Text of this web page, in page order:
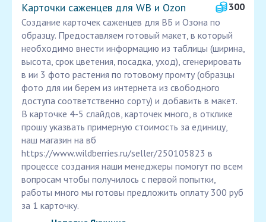
Карточки саженцев для WB и Ozon
300
Создание карточек саженцев для ВБ и Озона по
образцу. Предоставляем готовый макет, в который
необходимо внести информацию из таблицы (ширина,
высота, срок цветения, посадка, уход), сгенерировать
в ии 3 фото растения по готовому промту (образцы
фото для ии берем из интернета из свободного
доступа соответственно сорту) и добавить в макет.
В карточке 4-5 слайдов, карточек много, в отклике
прошу указвать примерную стоимость за единицу,
наш магазин на вб
https://www.wildberries.ru/seller/250105823 в
процессе создания наши менеджеры помогут по всем
вопросам чтобы получилось с первой попытки,
работы много мы готовы предложить оплату 300 руб
за 1 карточку.